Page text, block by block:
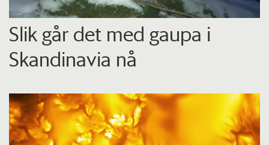
Slik går det med gaupa i
Skandinavia nå